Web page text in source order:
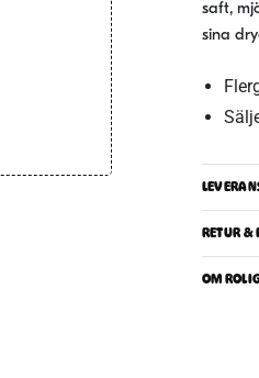
saft,
sina
RETUR &
OM